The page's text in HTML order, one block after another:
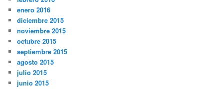
enero 2016
diciembre 2015
noviembre 2015
octubre 2015
septiembre 2015
agosto 2015
julio 2015
junio 2015